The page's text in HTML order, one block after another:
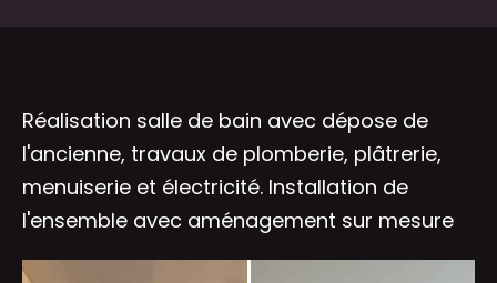
Réalisation salle de bain avec dépose de
l'ancienne, travaux de plomberie, plâtrerie,
menuiserie et électricité. Installation de
l'ensemble avec aménagement sur mesure